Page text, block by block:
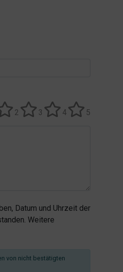
5
4
3
2
Datum und Uhrzeit der
Weitere
von nicht bestätigten